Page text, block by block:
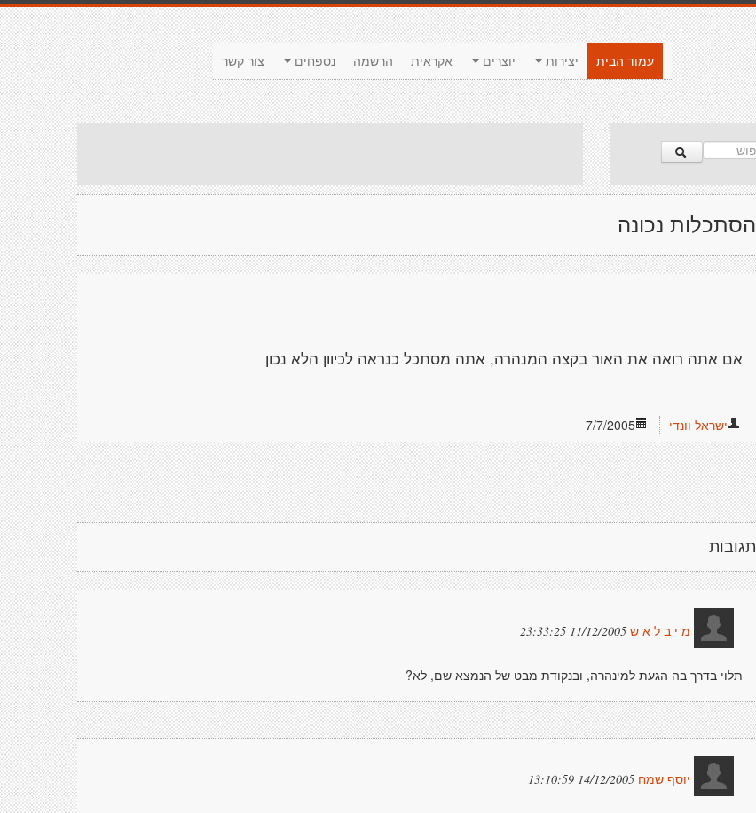
צור קשר נספחים הרשמה אקראית יוצרים יצירות
עמוד הבית
הסתכלות נכונה
7/7/2005 ישראל וונדי
תגובות
מ י ב ל א ש 11/12/2005 23:33:25
תלוי בדרך בה הגעת למינהרה, ובנקודת מבט של הנמצא שם, לא?
יוסף שמח 14/12/2005 13:10:59